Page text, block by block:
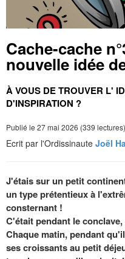
Cache-cache
nouvelle idée
À VOUS DE TROUVER L'
D'INSPIRATION ?
Publié le 27 mai 2026 (339 lectures)
Ecrit par l'Ordissinaute Joël
J'étais sur un petit
un type prétentieux à
consternant !
C'était pendant le
Chaque matin, pendant
ses croissants au petit